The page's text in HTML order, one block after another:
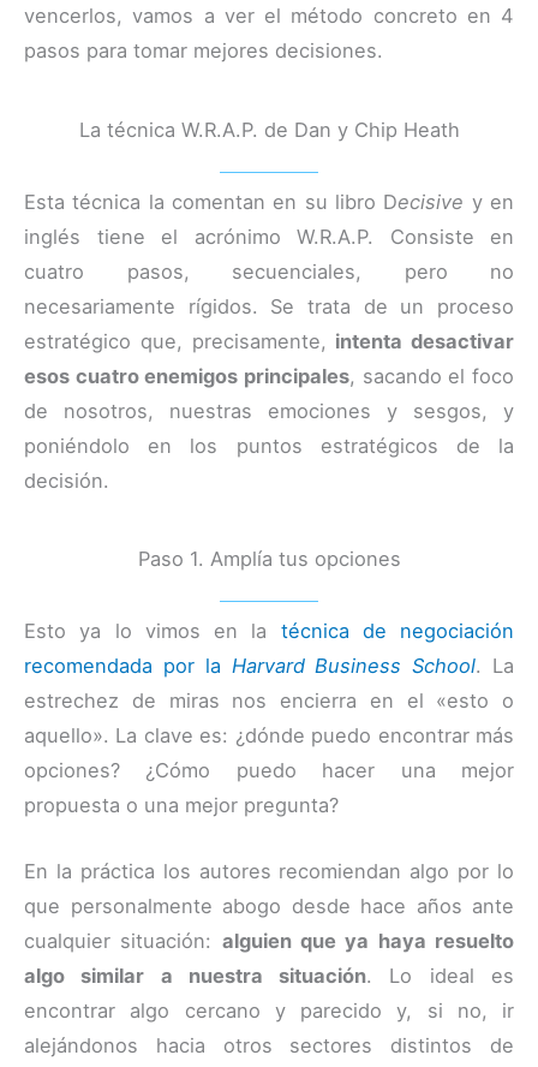
vencerlos, vamos a ver el método concreto en 4
pasos para tomar mejores decisiones.
La técnica W.R.A.P. de Dan y Chip Heath
Esta técnica la comentan en su libro Decisive y en
inglés tiene el acrónimo W.R.A.P. Consiste en
cuatro pasos, secuenciales, pero no
necesariamente rígidos. Se trata de un proceso
estratégico que, precisamente, intenta desactivar
esos cuatro enemigos principales, sacando el foco
de nosotros, nuestras emociones y sesgos, y
poniéndolo en los puntos estratégicos de la
decisión.
Paso 1. Amplía tus opciones
Esto ya lo vimos en la técnica de negociación
recomendada por la Harvard Business School. La
estrechez de miras nos encierra en el «esto o
aquello». La clave es: ¿dónde puedo encontrar más
opciones? ¿Cómo puedo hacer una mejor
propuesta o una mejor pregunta?
En la práctica los autores recomiendan algo por lo
que personalmente abogo desde hace años ante
cualquier situación: alguien que ya haya resuelto
algo similar a nuestra situación. Lo ideal es
encontrar algo cercano y parecido y, si no, ir
alejándonos hacia otros sectores distintos de